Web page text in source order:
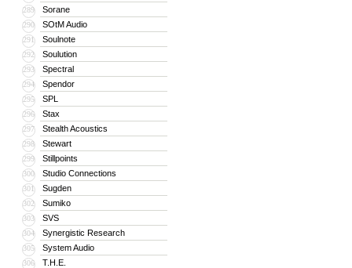
289 Sorane
290 SOtM Audio
291 Soulnote
292 Soulution
293 Spectral
294 Spendor
295 SPL
296 Stax
297 Stealth Acoustics
298 Stewart
299 Stillpoints
300 Studio Connections
301 Sugden
302 Sumiko
303 SVS
304 Synergistic Research
305 System Audio
306 T.H.E.